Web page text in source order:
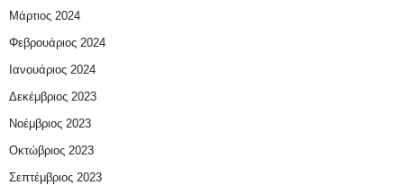
Μάρτιος 2024
Φεβρουάριος 2024
Ιανουάριος 2024
Δεκέμβριος 2023
Νοέμβριος 2023
Οκτώβριος 2023
Σεπτέμβριος 2023